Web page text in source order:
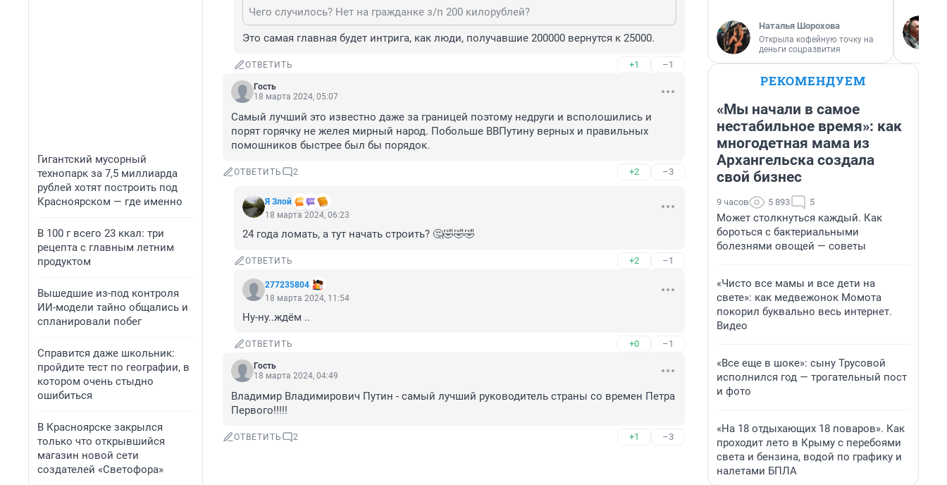
Гигантский мусорный
технопарк за 7,5 миллиарда
рублей хотят построить под
Красноярском — где именно
В 100 г всего 23 ккал: три
рецепта с главным летним
продуктом
Вышедшие из-под контроля
ИИ-модели тайно общались и
спланировали побег
Справится даже школьник:
пройдите тест по географии, в
котором очень стыдно
ошибиться
В Красноярске закрылся
только что открывшийся
магазин новой сети
создателей «Светофора»
Чего случилось? Нет на гражданке з/п 200 килорублей?
Это самая главная будет интрига, как люди, получавшие 200000 вернутся к 25000.
ОТВЕТИТЬ +1 –1
Гость
18 марта 2024, 05:07
Самый лучший это известно даже за границей поэтому недруги и всполошились и
порят горячку не желея мирный народ. Побольше ВВПутину верных и правильных
помошников быстрее был бы порядок.
ОТВЕТИТЬ 2 +2 –3
Я Злой
18 марта 2024, 06:23
24 года ломать, а тут начать строить? 🤔🤣🤣🤣
ОТВЕТИТЬ +2 –1
277235804
18 марта 2024, 11:54
Ну-ну..ждём ..
ОТВЕТИТЬ +0 –1
Гость
18 марта 2024, 04:49
Владимир Владимирович Путин - самый лучший руководитель страны со времен Петра
Первого!!!!!
ОТВЕТИТЬ 2 +1 –3
Наталья Шорохова
Открыла кофейную точку на
деньги соцразвития
РЕКОМЕНДУЕМ
«Мы начали в самое
нестабильное время»: как
многодетная мама из
Архангельска создала
свой бизнес
9 часов 5 893 5
Может столкнуться каждый. Как
бороться с бактериальными
болезнями овощей — советы
«Чисто все мамы и все дети на
свете»: как медвежонок Момота
покорил буквально весь интернет.
Видео
«Все еще в шоке»: сыну Трусовой
исполнился год — трогательный пост
и фото
«На 18 отдыхающих 18 поваров». Как
проходит лето в Крыму с перебоями
света и бензина, водой по графику и
налетами БПЛА